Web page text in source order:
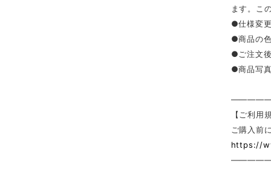
ます。こ
●仕様変
●商品の
●ご注文
●商品写
【ご利用
ご購入前
https://